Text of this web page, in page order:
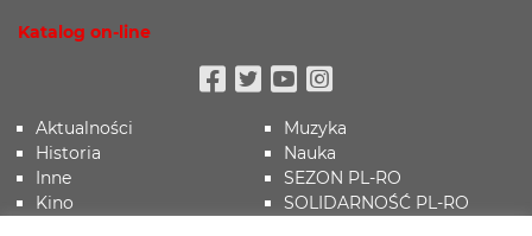
Katalog on-line
Facebook
Twitter
Youtube
Instagram
Aktualności
Historia
Inne
Kino
Muzyka
Nauka
SEZON PL-RO
SOLIDARNOŚĆ PL-RO